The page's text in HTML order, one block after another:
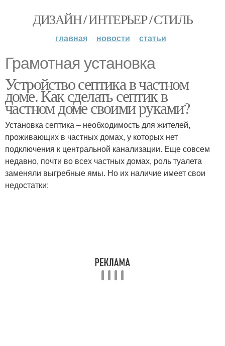
ДИЗАЙН / ИНТЕРЬЕР / СТИЛЬ
главная новости статьи
Грамотная установка
Устройство септика в частном
доме. Как сделать септик в
частном доме своими руками?
Установка септика – необходимость для жителей,
проживающих в частных домах, у которых нет
подключения к центральной канализации. Еще совсем
недавно, почти во всех частных домах, роль туалета
заменяли выгребные ямы. Но их наличие имеет свои
недостатки: